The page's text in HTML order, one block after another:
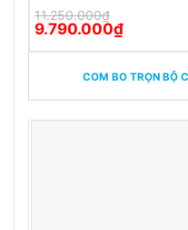
11.250.000₫
Giá
gốc
là:
9.790.000₫Giá
tại
COM BO TRỌN BỘ